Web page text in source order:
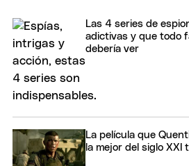
Las 4 series de
adictivas y que todo
debería ver
La película que
la mejor del siglo XXI